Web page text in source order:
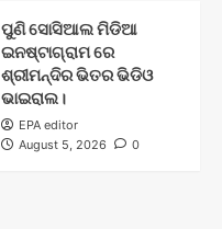
ପୁଣି ସୋସିଆଲ ମିଡିଆ
ଇନଷ୍ଟାଗ୍ରାମ ରେ
ଶ୍ରୀମନ୍ଦିର ଭିତର ଭିଡିଓ
ଭାଇରାଲ।
EPA editor
August 5, 2026
0